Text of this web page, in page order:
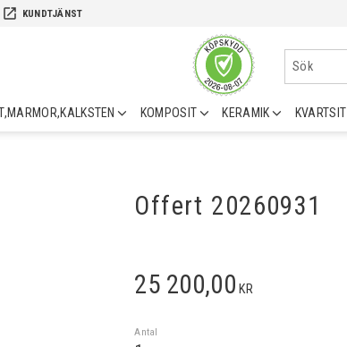
launch KUNDTJÄNST
KOMPOSIT KERAMIK KVARTSIT
Offert 20260931
25 200,00 KR
Antal